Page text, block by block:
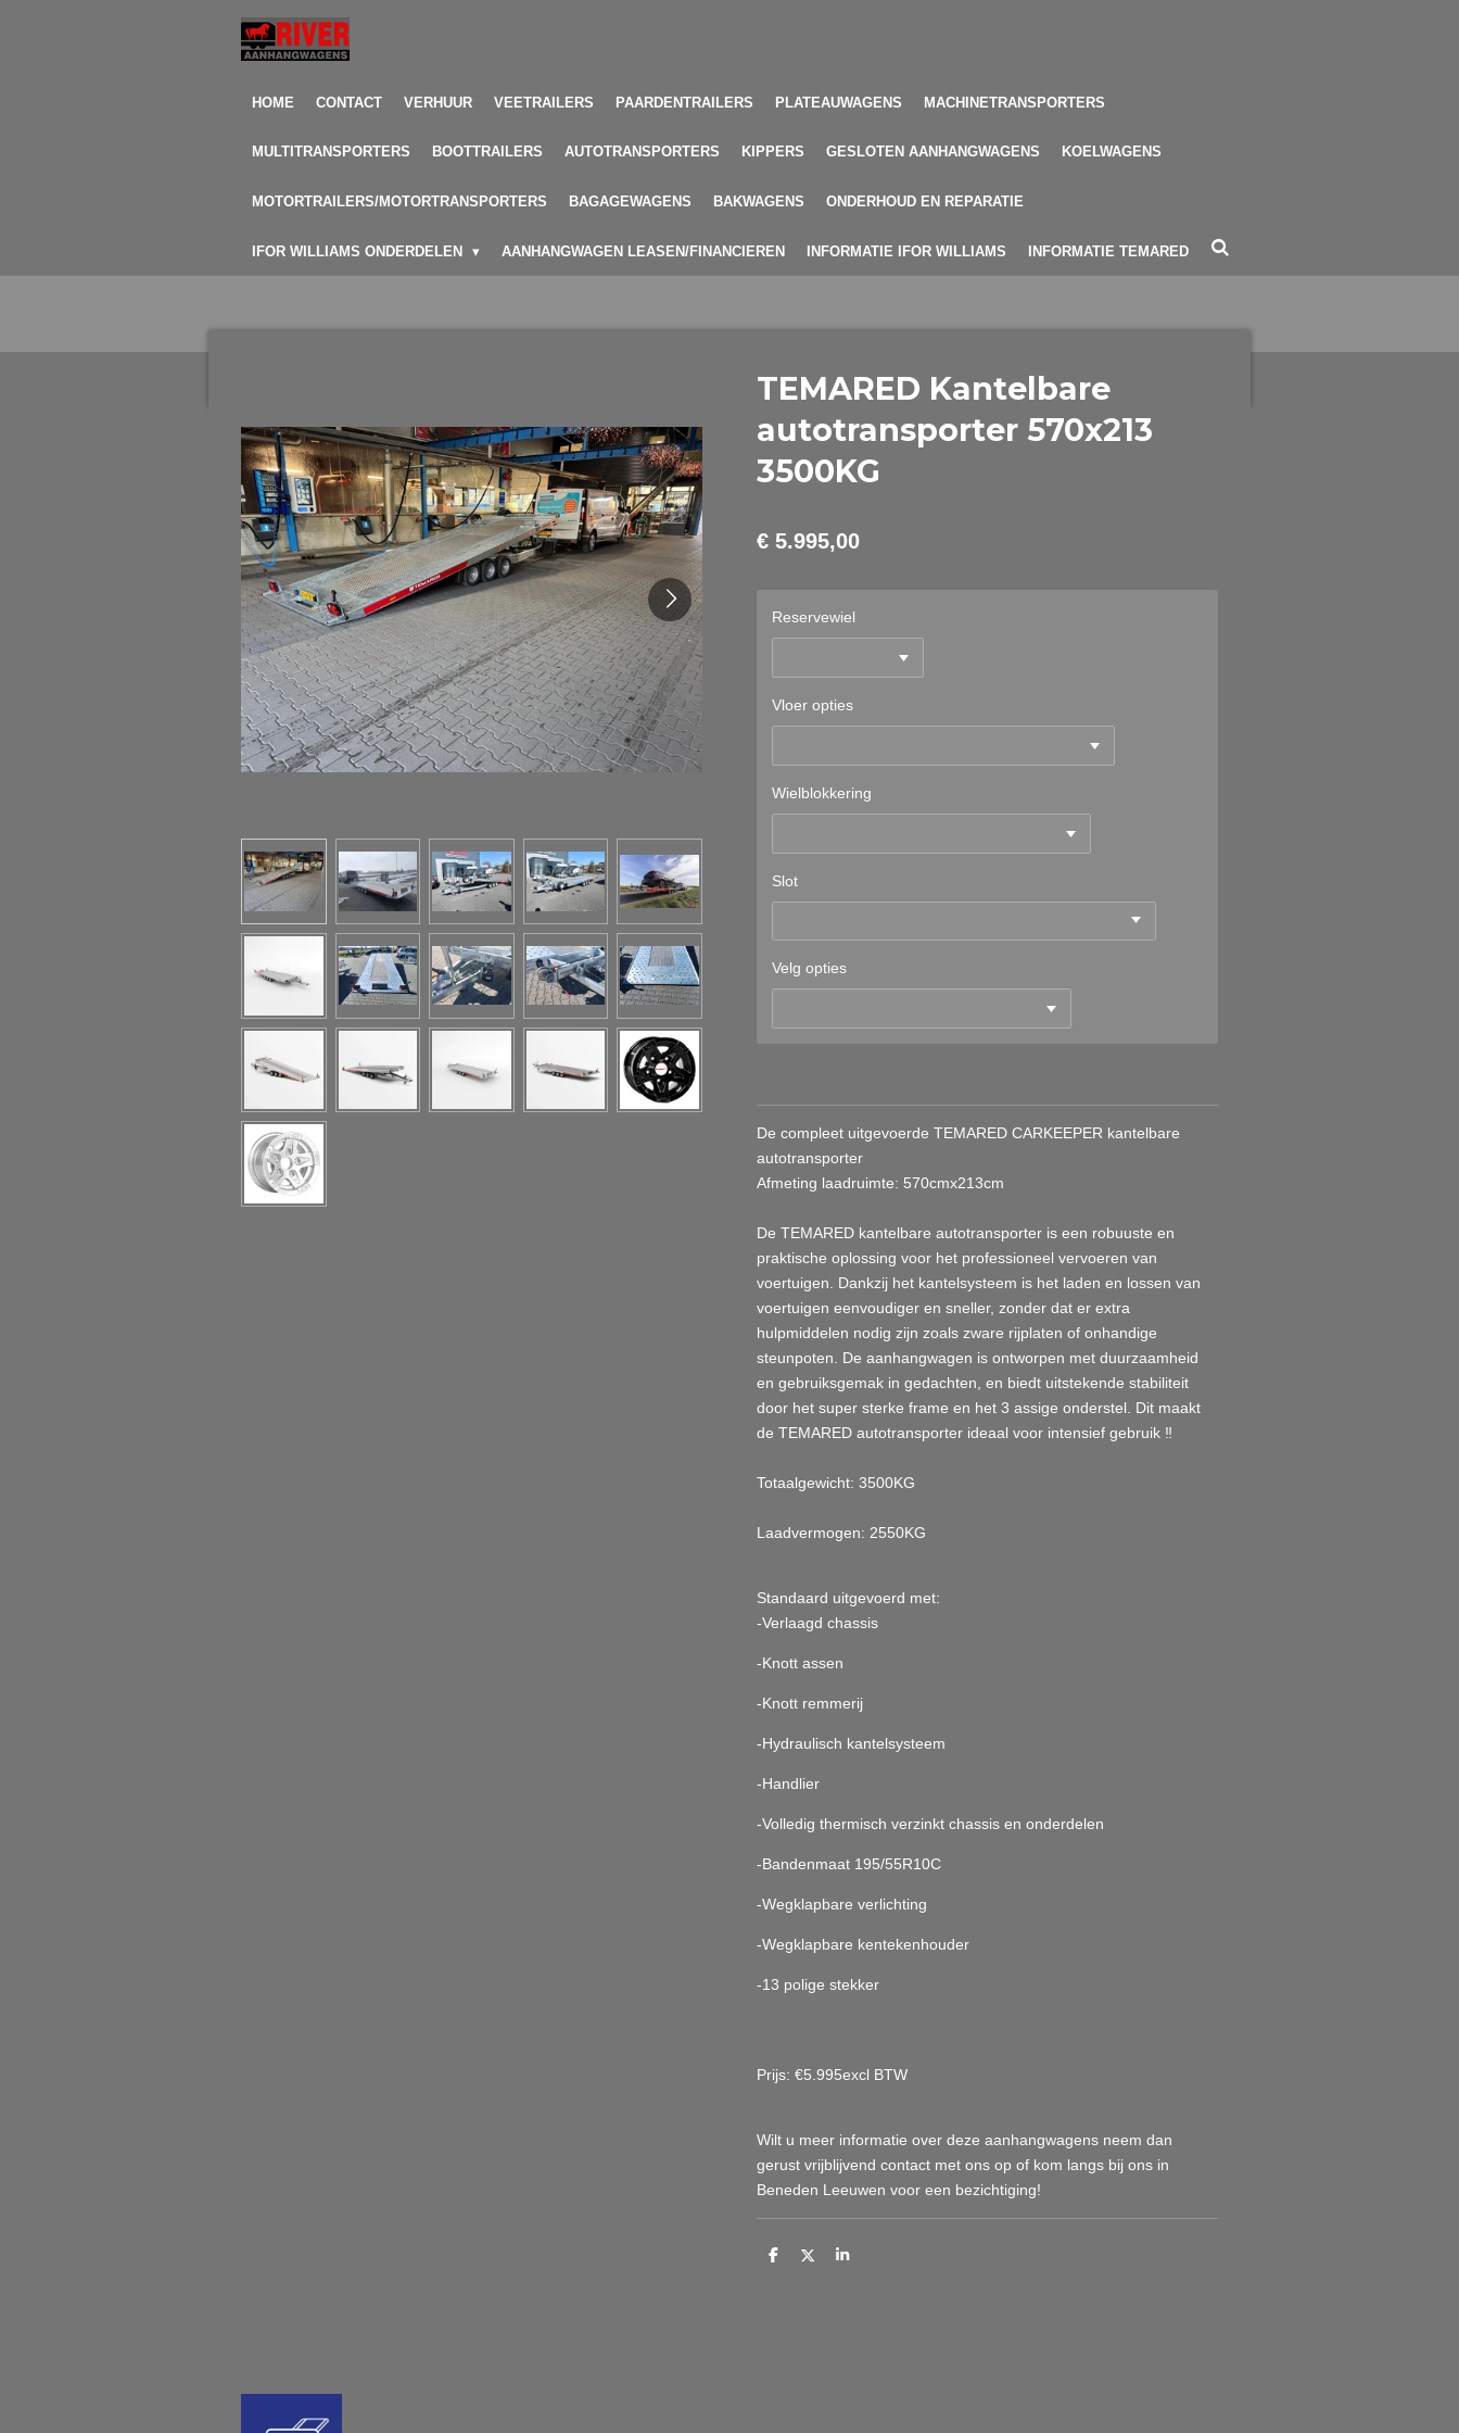
HOME CONTACT VERHUUR VEETRAILERS PAARDENTRAILERS PLATEAUWAGENS MACHINETRANSPORTERS
MULTITRANSPORTERS BOOTTRAILERS AUTOTRANSPORTERS KIPPERS GESLOTEN AANHANGWAGENS KOELWAGENS
MOTORTRAILERS/MOTORTRANSPORTERS BAGAGEWAGENS BAKWAGENS ONDERHOUD EN REPARATIE
IFOR WILLIAMS ONDERDELEN AANHANGWAGEN LEASEN/FINANCIEREN INFORMATIE IFOR WILLIAMS INFORMATIE TEMARED
TEMARED Kantelbare
autotransporter 570x213
3500KG
€ 5.995,00
Reservewiel
Vloer opties
Wielblokkering
Slot
Velg opties
De compleet uitgevoerde TEMARED CARKEEPER kantelbare
autotransporter
Afmeting laadruimte: 570cmx213cm
De TEMARED kantelbare autotransporter is een robuuste en
praktische oplossing voor het professioneel vervoeren van
voertuigen. Dankzij het kantelsysteem is het laden en lossen van
voertuigen eenvoudiger en sneller, zonder dat er extra
hulpmiddelen nodig zijn zoals zware rijplaten of onhandige
steunpoten. De aanhangwagen is ontworpen met duurzaamheid
en gebruiksgemak in gedachten, en biedt uitstekende stabiliteit
door het super sterke frame en het 3 assige onderstel. Dit maakt
de TEMARED autotransporter ideaal voor intensief gebruik ‼️
Totaalgewicht: 3500KG
Laadvermogen: 2550KG
Standaard uitgevoerd met:
-Verlaagd chassis
-Knott assen
-Knott remmerij
-Hydraulisch kantelsysteem
-Handlier
-Volledig thermisch verzinkt chassis en onderdelen
-Bandenmaat 195/55R10C
-Wegklapbare verlichting
-Wegklapbare kentekenhouder
-13 polige stekker
Prijs: €5.995excl BTW
Wilt u meer informatie over deze aanhangwagens neem dan
gerust vrijblijvend contact met ons op of kom langs bij ons in
Beneden Leeuwen voor een bezichtiging!
D
D
S